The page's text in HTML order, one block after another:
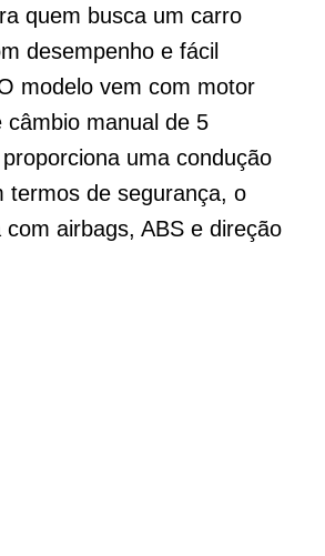
quem busca um carro
desempenho e fácil
modelo vem com motor
câmbio manual de 5
uma condução
termos de segurança, o
com airbags, ABS e direção